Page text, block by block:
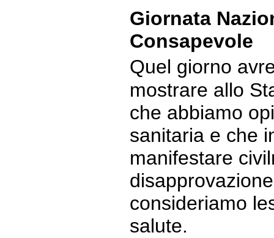
Giornata
Consapevole
Quel giorno
mostrare allo
che abbiamo
sanitaria e che
manifestare
consideriamo
salute.